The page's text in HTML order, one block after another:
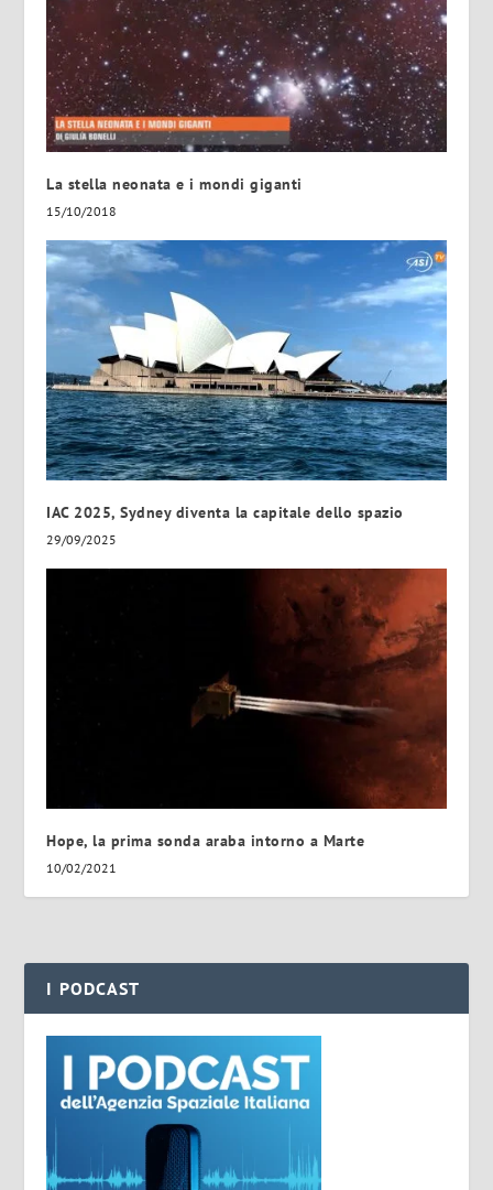
La stella neonata e i mondi giganti
15/10/2018
IAC 2025, Sydney diventa la capitale dello spazio
29/09/2025
Hope, la prima sonda araba intorno a Marte
10/02/2021
I PODCAST